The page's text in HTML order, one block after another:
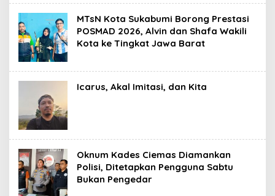
MTsN Kota Sukabumi Borong Prestasi
POSMAD 2026, Alvin dan Shafa Wakili
Kota ke Tingkat Jawa Barat
Icarus, Akal Imitasi, dan Kita
Oknum Kades Ciemas Diamankan
Polisi, Ditetapkan Pengguna Sabtu
Bukan Pengedar